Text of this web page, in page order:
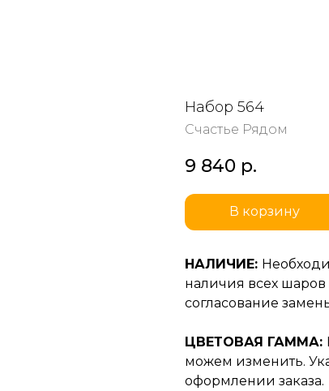
Набор 564
Счастье Рядом
9 840 р.
В корзину
НАЛИЧИЕ:
наличия всех
согласование
ЦВЕТОВАЯ ГАММА:
можем изменить.
оформлении заказа.